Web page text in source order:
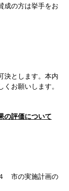
成の方は挙手をお
決とします。本内
お願いします。
評価について
市の実施計画の